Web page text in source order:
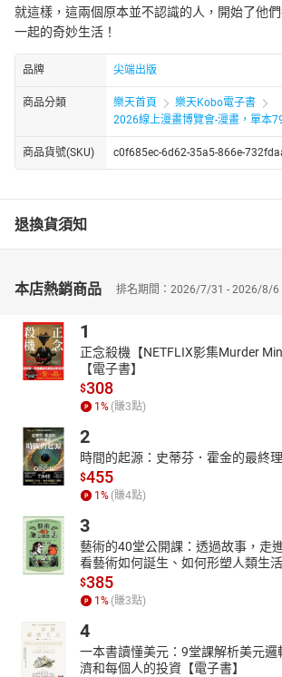
就這樣，這兩個原本並不認識的人，開始了他
一起的奇妙生活！
品牌 尖端出版
商品分類 樂天首頁
樂天Kobo電子書
2026線上漫畫博覽會-漫畫，單本
商品貨號(SKU) c0f685ec-6d62-35a5-866e-
退換貨須知
本店熱銷商品 排名期間：2026/7/31 - 2026/8/6
1
正念殺機【NETFLIX影集Murder
【電子書】
$308
1 % (賺3點)
2
時間的起源：史蒂芬．霍金的最終理
$455
1 % (賺4點)
3
藝術的40堂公開課：透過故事，走
看藝術如何誕生、如何形塑人類生活
$385
1 % (賺3點)
4
一本書讀懂美元：9堂課解析美元
濟和每個人的投資【電子書】